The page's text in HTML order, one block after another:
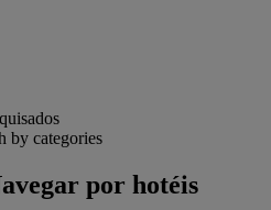
by categories
por hotéis